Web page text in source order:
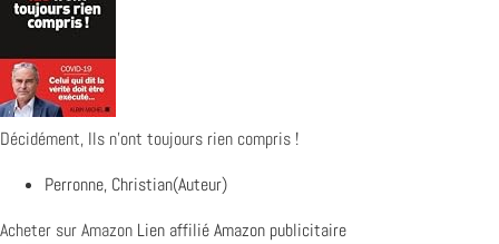
Décidément, Ils n'ont toujours rien compris !
Perronne, Christian(Auteur)
Acheter sur Amazon Lien affilié Amazon publicitaire